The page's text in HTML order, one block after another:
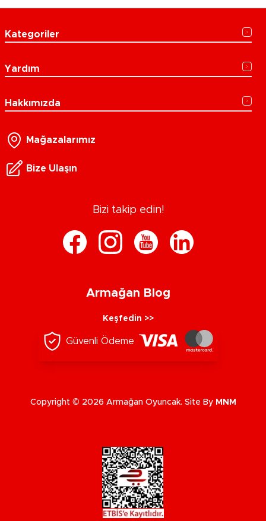
Kategoriler
Yardım
Hakkımızda
Mağazalarımız
Bize Ulaşın
Bizi takip edin!
Armağan Blog
Keşfedin >>
Güvenli Ödeme
Copyright © 2026 Armağan Oyuncak. Site By MNM